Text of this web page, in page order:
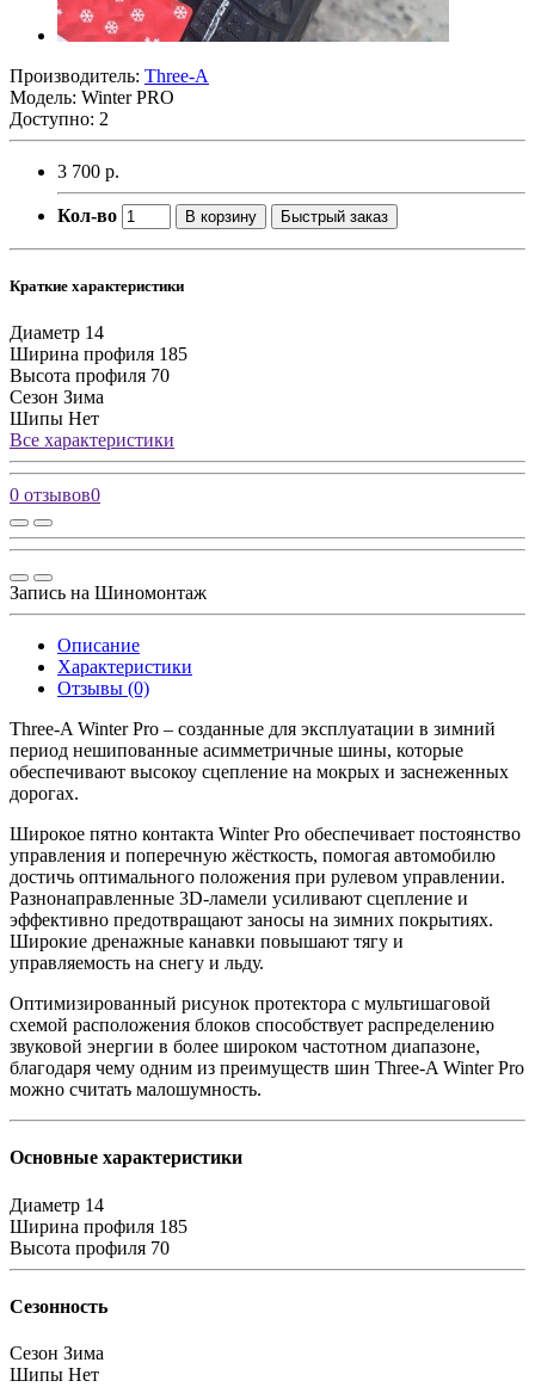
Производитель: Three-A
Модель: Winter PRO
Доступно: 2
3 700 р.
Кол-во В корзину Быстрый заказ
Краткие характеристики
Диаметр 14
Ширина профиля 185
Высота профиля 70
Сезон Зима
Шипы Нет
Все характеристики
0 отзывов0
Запись на Шиномонтаж
Описание
Характеристики
Отзывы (0)
Three-A Winter Pro – созданные для эксплуатации в зимний
период нешипованные асимметричные шины, которые
обеспечивают высокоу сцепление на мокрых и заснеженных
дорогах.
Широкое пятно контакта Winter Pro обеспечивает постоянство
управления и поперечную жёсткость, помогая автомобилю
достичь оптимального положения при рулевом управлении.
Разнонаправленные 3D-ламели усиливают сцепление и
эффективно предотвращают заносы на зимних покрытиях.
Широкие дренажные канавки повышают тягу и
управляемость на снегу и льду.
Оптимизированный рисунок протектора с мультишаговой
схемой расположения блоков способствует распределению
звуковой энергии в более широком частотном диапазоне,
благодаря чему одним из преимуществ шин Three-A Winter Pro
можно считать малошумность.
Основные характеристики
Диаметр 14
Ширина профиля 185
Высота профиля 70
Сезонность
Сезон Зима
Шипы Нет